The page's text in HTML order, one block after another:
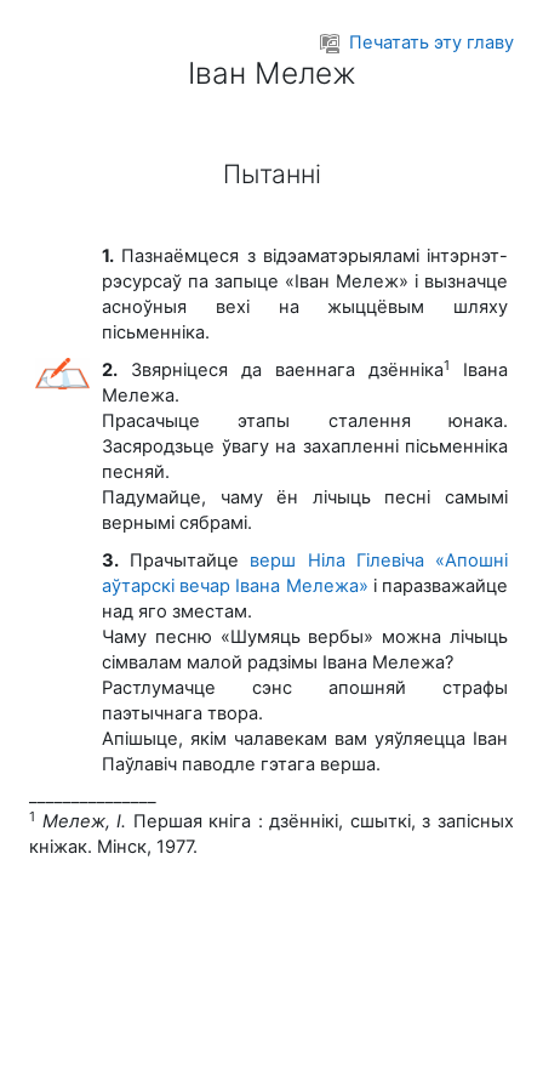
Печатать эту главу
Іван Мележ
Пытанні
1. Пазнаёмцеся з відэаматэрыяламі інтэрнэт-
рэсурсаў па запыце «Іван Мележ» і вызначце
асноўныя вехі на жыццёвым шляху
пісьменніка.
2. Звярніцеся да ваеннага дзённіка1
Івана
Мележа.
Прасачыце этапы сталення юнака.
Засяродзьце ўвагу на захапленні пісьменніка
песняй.
Падумайце, чаму ён лічыць песні самымі
вернымі сябрамі.
3. Прачытайце верш Ніла Гілевіча «Апошні
аўтарскі вечар Івана Мележа» і паразважайце
над яго зместам.
Чаму песню «Шумяць вербы» можна лічыць
сімвалам малой радзімы Івана Мележа?
Растлумачце сэнс апошняй страфы
паэтычнага твора.
Апішыце, якім чалавекам вам уяўляецца Іван
Паўлавіч паводле гэтага верша.
1 Мележ, I. Першая кніга : дзённікі, сшыткі, з запісных
кніжак. Мінск, 1977.